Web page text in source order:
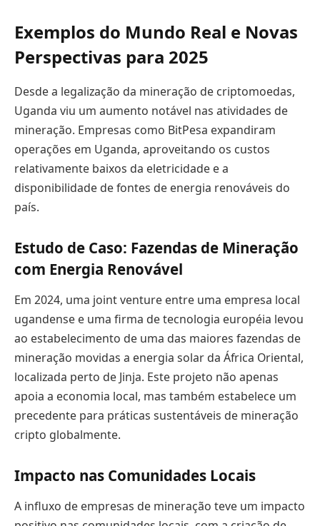
Exemplos do Mundo Real e Novas
Perspectivas para 2025
Desde a legalização da mineração de criptomoedas,
Uganda viu um aumento notável nas atividades de
mineração. Empresas como BitPesa expandiram
operações em Uganda, aproveitando os custos
relativamente baixos da eletricidade e a
disponibilidade de fontes de energia renováveis do
país.
Estudo de Caso: Fazendas de Mineração
com Energia Renovável
Em 2024, uma joint venture entre uma empresa local
ugandense e uma firma de tecnologia européia levou
ao estabelecimento de uma das maiores fazendas de
mineração movidas a energia solar da África Oriental,
localizada perto de Jinja. Este projeto não apenas
apoia a economia local, mas também estabelece um
precedente para práticas sustentáveis de mineração
cripto globalmente.
Impacto nas Comunidades Locais
A influxo de empresas de mineração teve um impacto